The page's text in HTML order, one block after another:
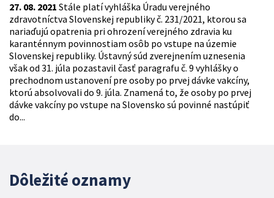
27. 08. 2021 Stále platí vyhláška Úradu verejného
zdravotníctva Slovenskej republiky č. 231/2021, ktorou sa
nariaďujú opatrenia pri ohrození verejného zdravia ku
karanténnym povinnostiam osôb po vstupe na územie
Slovenskej republiky. Ústavný súd zverejnením uznesenia
však od 31. júla pozastavil časť paragrafu č. 9 vyhlášky o
prechodnom ustanovení pre osoby po prvej dávke vakcíny,
ktorú absolvovali do 9. júla. Znamená to, že osoby po prvej
dávke vakcíny po vstupe na Slovensko sú povinné nastúpiť
do...
Dôležité oznamy